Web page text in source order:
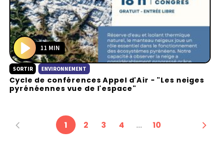
P
l
a
11 MIN
SORTIR ENVIRONNEMENT
Cycle de conférences Appel d'Air - "Les neiges
pyrénéennes vue de l'espace"
1 2 3 4 … 10